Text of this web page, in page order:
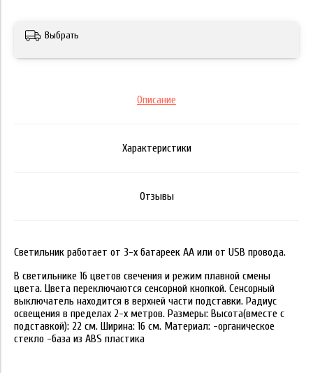
Выбрать
Описание
Характеристики
Отзывы
Светильник работает от 3-х батареек АА или от USB провода.
В светильнике 16 цветов свечения и режим плавной смены
цвета. Цвета переключаются сенсорной кнопкой. Сенсорный
выключатель находится в верхней части подставки. Радиус
освещения в пределах 2-х метров. Размеры: Высота(вместе с
подставкой): 22 см. Ширина: 16 см. Материал: -органическое
стекло -база из ABS пластика